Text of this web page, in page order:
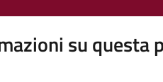
su questa